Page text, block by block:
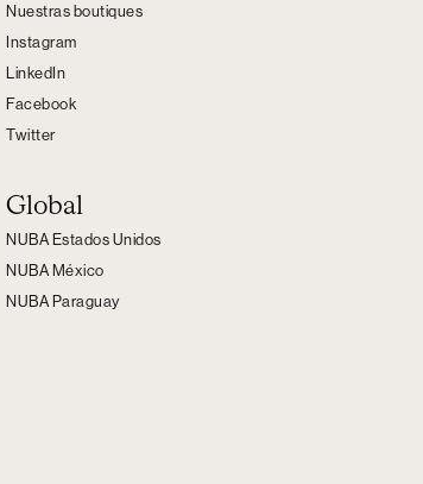
Nuestras boutiques
Instagram
LinkedIn
Facebook
Twitter
Global
NUBA Estados Unidos
NUBA México
NUBA Paraguay